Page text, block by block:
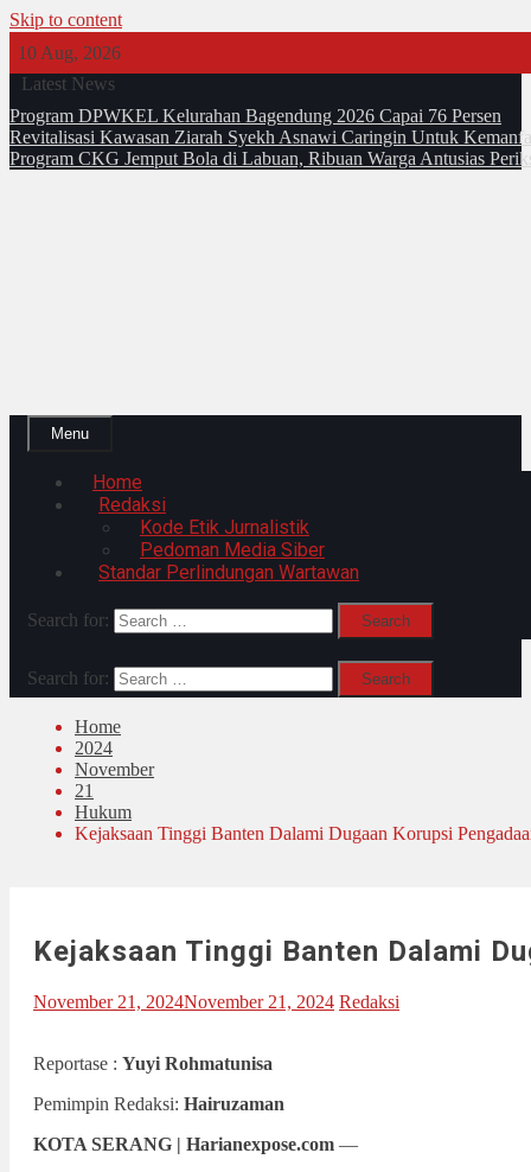
Skip to content
10 Aug, 2026
Latest News
Program DPWKEL Kelurahan Bagendung 2026 Capai 76 Persen
Revitalisasi Kawasan Ziarah Syekh Asnawi Caringin Untuk
Program CKG Jemput Bola di Labuan, Ribuan Warga Antusias
Menu
Home
Redaksi
Kode Etik Jurnalistik
Pedoman Media Siber
Standar Perlindungan Wartawan
Search for:
Search for:
Home
2024
November
21
Hukum
Kejaksaan Tinggi Banten Dalami Dugaan Korupsi
Kejaksaan Tinggi Banten Dalami
November 21, 2024November 21, 2024 Redaksi
Reportase : Yuyi Rohmatunisa
Pemimpin Redaksi: Hairuzaman
KOTA SERANG | Harianexpose.com —